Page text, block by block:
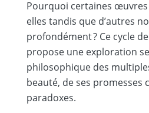
Pourquoi certaines
elles tandis que d’autres
profondément ? Ce cycle
propose une exploration
philosophique des
beauté, de ses promesses
paradoxes.